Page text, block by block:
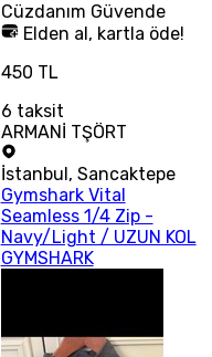
Cüzdanım Güvende
Elden al, kartla öde!
450 TL
6 taksit
ARMANİ TŞÖRT
İstanbul , Sancaktepe
Gymshark Vital
Seamless 1/4 Zip -
Navy/Light / UZUN KOL
GYMSHARK